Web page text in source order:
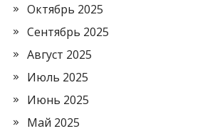
Октябрь 2025
Сентябрь 2025
Август 2025
Июль 2025
Июнь 2025
Май 2025